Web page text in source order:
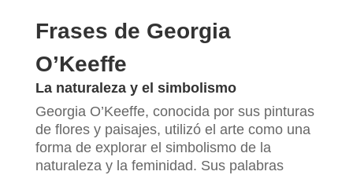
Frases de Georgia
O’Keeffe
La naturaleza y el simbolismo
Georgia O’Keeffe, conocida por sus pinturas
de flores y paisajes, utilizó el arte como una
forma de explorar el simbolismo de la
naturaleza y la feminidad. Sus palabras